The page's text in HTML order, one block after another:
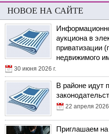
НОВОЕ НА САЙТЕ
аукциона в
приватизации
недвижимого
30 июня 2026 г.
В районе идут
22 апреля 2026
Приглашаем